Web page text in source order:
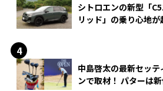
シトロエンの新型「
リッド」の乗り心地が
中島啓太の最新セッ
ンで取材！ パターは